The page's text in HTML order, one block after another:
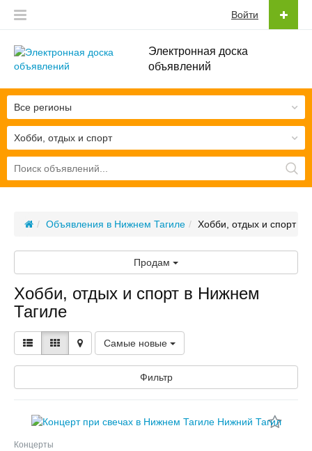
Электронная доска
объявлений
Войти
Хобби, отдых и спорт
Все регионы
Объявления в Нижнем Тагиле Хобби, отдых и спорт
Продам
Хобби, отдых и спорт в Нижнем
Тагиле
Самые новые
Фильтр
Концерты